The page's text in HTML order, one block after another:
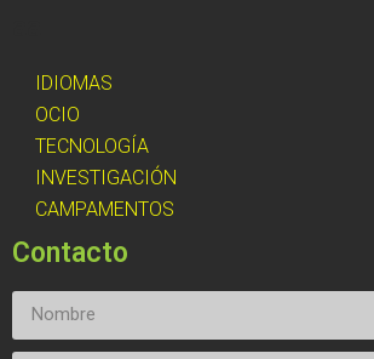
IDIOMAS
OCIO
TECNOLOGÍA
INVESTIGACIÓN
CAMPAMENTOS
Contacto